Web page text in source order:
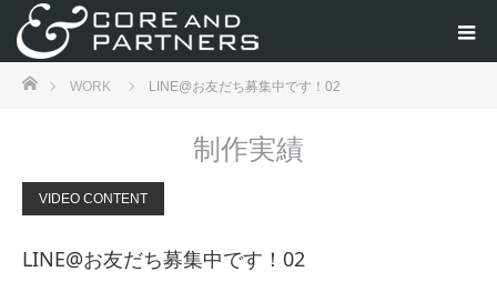
ホームWORK LINE@お友だち募集中です！02
制作実績
VIDEO CONTENT
LINE@お友だち募集中です！02